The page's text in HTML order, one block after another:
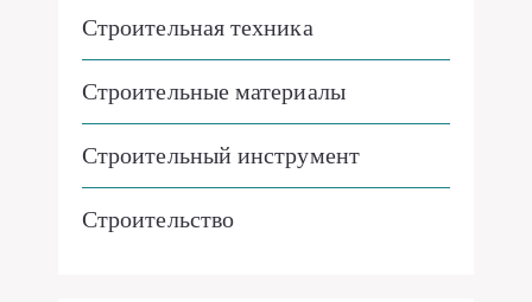
Строительная техника
Строительные материалы
Строительный инструмент
Строительство